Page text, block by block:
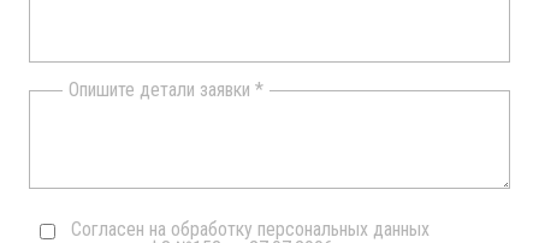
Опишите детали заявки *
Согласен на обработку персональных данных